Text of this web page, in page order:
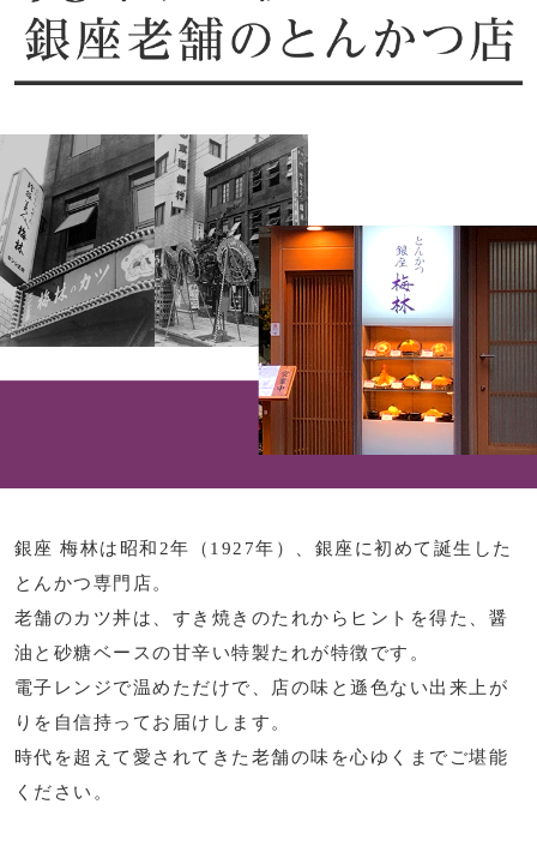
すべて見る
／チュニック
ダーウェア
アクセサリー
ン雑貨
ショルダーバ
ボディバッグ
リュック･バッ
ボストンバッグ
スーツケース
シューズ
スリップオン
レースアップ
スニーカー
銀座 梅林は昭和2年（1927年）、銀座に初めて誕生した
とんかつ専門店。
老舗のカツ丼は、すき焼きのたれからヒントを得た、醤
油と砂糖ベースの甘辛い特製たれが特徴です。
電子レンジで温めただけで、店の味と遜色ない出来上が
りを自信持ってお届けします。
時代を超えて愛されてきた老舗の味を心ゆくまでご堪能
ください。